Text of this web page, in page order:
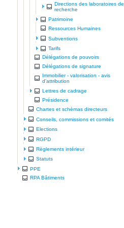
Directions des laboratoires de
recherche
Patrimoine
Ressources Humaines
Subventions
Tarifs
Délégations de pouvoirs
Délégations de signature
Immobilier - valorisation - avis
d'attribution
Lettres de cadrage
Présidence
Chartes et schèmas directeurs
Conseils, commissions et comités
Elections
RGPD
Règlements intérieur
Statuts
PPE
RPA Bâtiments